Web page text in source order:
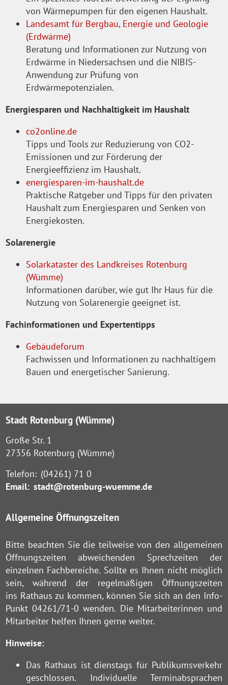
von Wärmepumpen für den eigenen Haushalt.
Landesamt für Bergbau, Energie und Geologie
(Erdwärme)
Beratung und Informationen zur Nutzung von
Erdwärme in Niedersachsen und die NIBIS-
Anwendung zur Prüfung von
Erdwärmepotenzialen.
Energiesparen und Nachhaltigkeit im Haushalt
co2online.de
Tipps und Tools zur Reduzierung von CO2-
Emissionen und zur Förderung der
Energieeffizienz im Haushalt.
energiesparen-im-haushalt.de
Praktische Ratgeber und Tipps für den privaten
Haushalt zum Energiesparen und Senken von
Energiekosten.
Solarenergie
Solarkataster des Landkreises Rotenburg
(Wümme)
Informationen darüber, wie gut Ihr Haus für die
Nutzung von Solarenergie geeignet ist.
Fachinformationen und Expertentipps
Gebäudeforum
Fachwissen und Informationen zu nachhaltigem
Bauen und energetischer Sanierung.
Stadt Rotenburg (Wümme)
Große Str. 1
27356 Rotenburg (Wümme)
Telefon: (04261) 71 0
Email: stadt@rotenburg-wuemme.de
Allgemeine Öffnungszeiten
Bitte beachten Sie die teilweise von den allgemeinen
Öffnungszeiten abweichenden Sprechzeiten der
einzelnen Fachbereiche. Sollte es Ihnen nicht möglich
sein, während der regelmäßigen Öffnungszeiten
ins Rathaus zu kommen, können Sie sich an den Info-
Punkt 04261/71-0 wenden. Die Mitarbeiterinnen und
Mitarbeiter helfen Ihnen gerne weiter.
Hinweise:
Das Rathaus ist dienstags für Publikumsverkehr
geschlossen. Individuelle Terminabsprachen